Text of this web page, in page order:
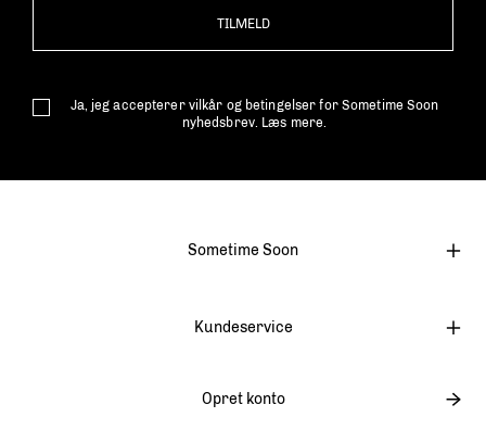
TILMELD
Ja, jeg accepterer vilkår og betingelser for Sometime Soon
nyhedsbrev. Læs mere.
Sometime Soon
Kundeservice
Opret konto